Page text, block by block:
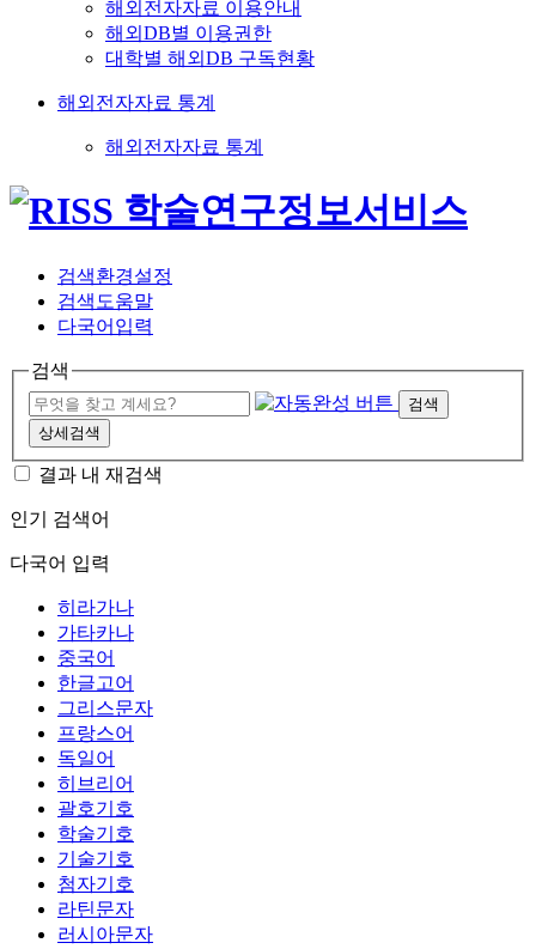
해외전자자료 이용안내
해외DB별 이용권한
대학별 해외DB 구독현황
해외전자자료 통계
해외전자자료 통계
검색환경설정
검색도움말
다국어입력
검색
검색
상세검색
결과 내 재검색
인기 검색어
다국어 입력
히라가나
가타카나
중국어
한글고어
그리스문자
프랑스어
독일어
히브리어
괄호기호
학술기호
기술기호
첨자기호
라틴문자
러시아문자